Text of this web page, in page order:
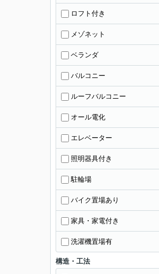
ロフト付き
メゾネット
ベランダ
バルコニー
ルーフバルコニー
オール電化
エレベーター
照明器具付き
駐輪場
バイク置場あり
家具・家電付き
洗濯機置場有
構造・工法